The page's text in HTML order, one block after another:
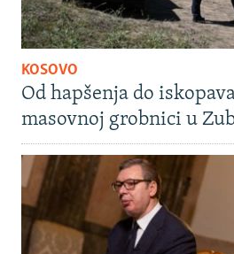
KOSOVO
Od hapšenja do
masovnoj grobnici u